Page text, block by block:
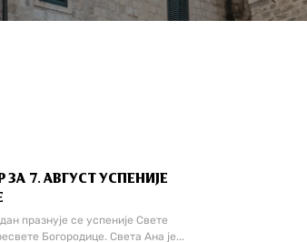
ЗА 7. АВГУСТ УСПЕНИЈЕ
празнује се успеније Свете
Богородице. Света Ана је...